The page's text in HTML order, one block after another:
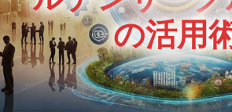
r
m
a
r
a
n
c
o
r
m
a
r
o
o
t
e
r
を
行
い、
進
化
し
続
中
の活用